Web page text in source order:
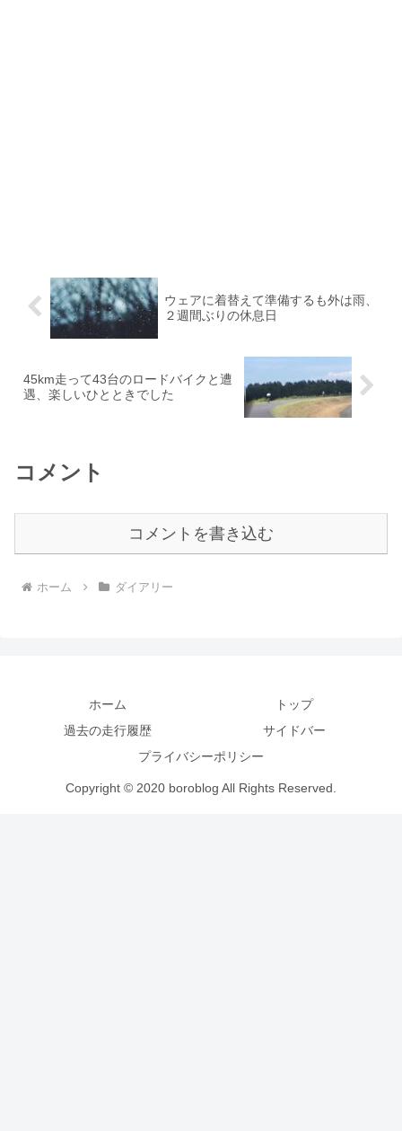
ウェアに着替えて準備するも外は雨、
２週間ぶりの休息日
45km走って43台のロードバイクと遭
遇、楽しいひとときでした
コメント
コメントを書き込む
ホーム ダイアリー
ホーム
トップ
過去の走行履歴
サイドバー
プライバシーポリシー
Copyright © 2020 boroblog All Rights Reserved.